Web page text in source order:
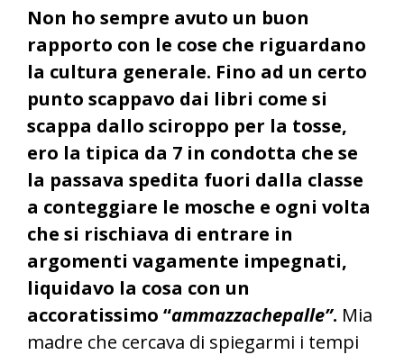
Non ho sempre avuto un buon
rapporto con le cose che riguardano
la cultura generale. Fino ad un certo
punto scappavo dai libri come si
scappa dallo sciroppo per la tosse,
ero la tipica da 7 in condotta che se
la passava spedita fuori dalla classe
a conteggiare le mosche e ogni volta
che si rischiava di entrare in
argomenti vagamente impegnati,
liquidavo la cosa con un
accoratissimo “ammazzachepalle”. Mia
madre che cercava di spiegarmi i tempi